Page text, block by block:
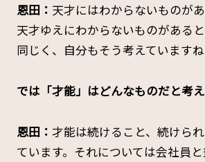
恩田： 天才にはわからないものがあ
天才ゆえにわからないものがある
同じく、自分もそう考えていますね
――では「才能」はどんなものだと考
恩田： 才能は続けること、続けら
ています。それについては会社員